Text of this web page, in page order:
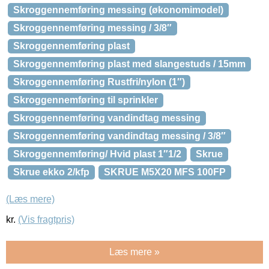
Skroggennemføring messing (økonomimodel)
Skroggennemføring messing / 3/8″
Skroggennemføring plast
Skroggennemføring plast med slangestuds / 15mm
Skroggennemføring Rustfri/nylon (1″)
Skroggennemføring til sprinkler
Skroggennemføring vandindtag messing
Skroggennemføring vandindtag messing / 3/8″
Skroggennemføring/ Hvid plast 1″1/2
Skrue
Skrue ekko 2/kfp
SKRUE M5X20 MFS 100FP
(Læs mere)
kr. (Vis fragtpris)
Læs mere »